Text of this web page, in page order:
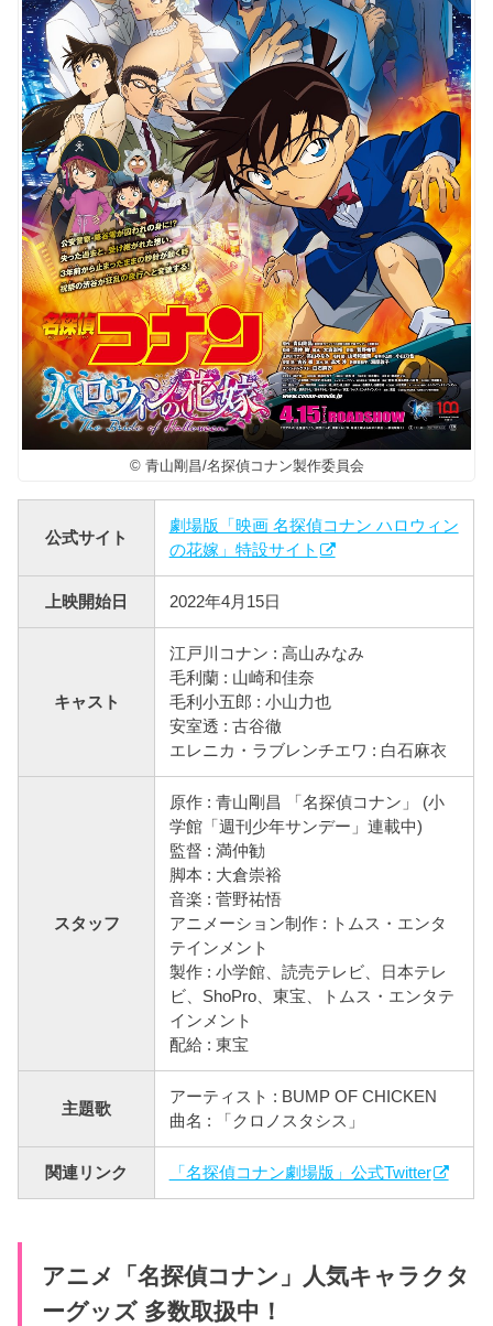
© 青山剛昌/名探偵コナン製作委員会
公式サイト
劇場版「映画 名探偵コナン ハロウィン
の花嫁」特設サイト
上映開始日 2022年4月15日
キャスト
江戸川コナン : 高山みなみ
毛利蘭 : 山崎和佳奈
毛利小五郎 : 小山力也
安室透 : 古谷徹
エレニカ・ラブレンチエワ : 白石麻衣
スタッフ
原作 : 青山剛昌 「名探偵コナン」 (小
学館「週刊少年サンデー」連載中)
監督 : 満仲勧
脚本 : 大倉崇裕
音楽 : 菅野祐悟
アニメーション制作 : トムス・エンタ
テインメント
製作 : 小学館、読売テレビ、日本テレ
ビ、ShoPro、東宝、トムス・エンタテ
インメント
配給 : 東宝
主題歌
アーティスト : BUMP OF CHICKEN
曲名 : 「クロノスタシス」
関連リンク 「名探偵コナン劇場版」公式Twitter
アニメ「名探偵コナン」人気キャラクタ
ーグッズ 多数取扱中！